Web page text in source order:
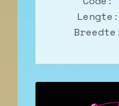
Lengte: